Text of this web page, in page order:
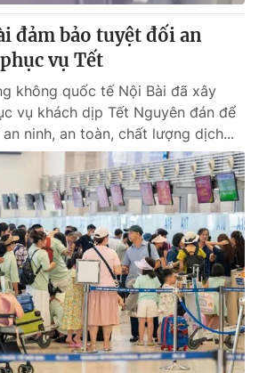
đảm bảo tuyệt đối an
vụ Tết
không quốc tế Nội Bài đã xây
vụ khách dịp Tết Nguyên đán để
ninh, an toàn, chất lượng dịch...